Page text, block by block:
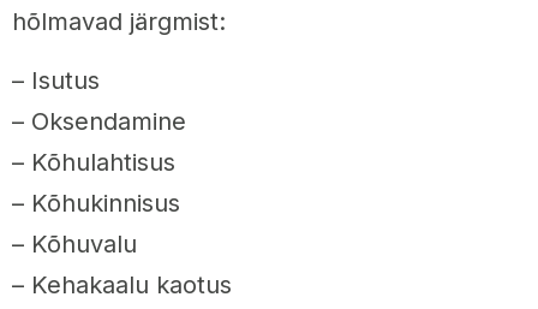
hõlmavad järgmist:
– Isutus
– Oksendamine
– Kõhulahtisus
– Kõhukinnisus
– Kõhuvalu
– Kehakaalu kaotus